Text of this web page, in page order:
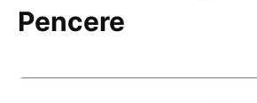
Pencere